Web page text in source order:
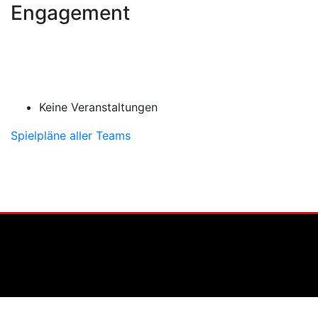
Engagement
Keine Veranstaltungen
Spielpläne aller Teams